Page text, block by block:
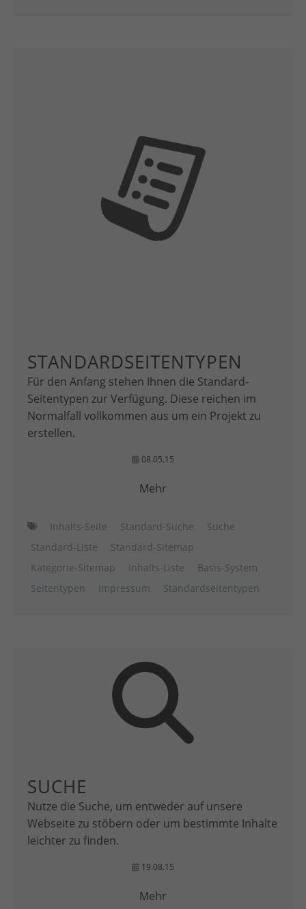
STANDARDSEITENTYPEN
Für den Anfang stehen Ihnen die Standard-
Seitentypen zur Verfügung. Diese reichen im
Normalfall vollkommen aus um ein Projekt zu
erstellen.
08.05.15
Mehr
Inhalts-Seite Standard-Suche
Suche
Standard-Liste
Standard-Sitemap
Kategorie-Sitemap
Inhalts-Liste
Basis-System
Seitentypen
Impressum Standardseitentypen
SUCHE
Nutze die Suche, um entweder auf unsere
Webseite zu stöbern oder um bestimmte Inhalte
leichter zu finden.
19.08.15
Mehr